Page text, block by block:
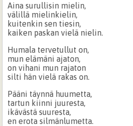
Aina surullisin mielin,
välillä mielinkielin,
kuitenkin sen tiesin,
kaiken paskan vielä nielin.
Humala tervetullut on,
mun elämäni ajaton,
on vihani mun rajaton
silti hän vielä rakas on.
Pääni täynnä huumetta,
tartun kiinni juuresta,
ikävästä suuresta,
en erota silmänlumetta.